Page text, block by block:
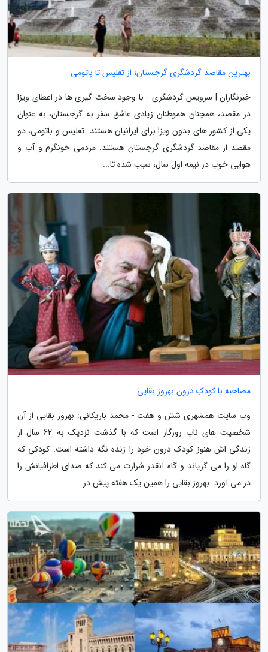
بهترین مقاصد گردشگری گرجستان؛ از تفلیس تا باتومی
خبرنگاران | سرویس گردشگری - با وجود سخت گیری ها در اعطای ویزا
در مقصد، همچنان هموطنان زیادی عاشق سفر به گرجستان، به عنوان
یکی از کشور های بدون ویزا برای ایرانیان هستند. تفلیس و باتومی، دو
مقصد از مقاصد گردشگری گرجستان هستند. مردمی خونگرم و آب و
هوایی خوب در نیمه اول سال، سبب شده تا...
مصاحبه با کودکِ درون بهروز بقایی
وب سایت همشهری شش و هفت - محمد باریکانی: بهروز بقایی از آن
شخصیت های ناب روزگار است که با گذشت نزدیک به 62 سال از
زندگی اش هنوز کودک درون خود را زنده نگه داشته است. کودکی که
گاه او را می گریاند و گاه آنقدر شرارت می کند که صدای اطرافیانش را
در می آورد. بهروز بقایی را همین یک هفته پیش در...